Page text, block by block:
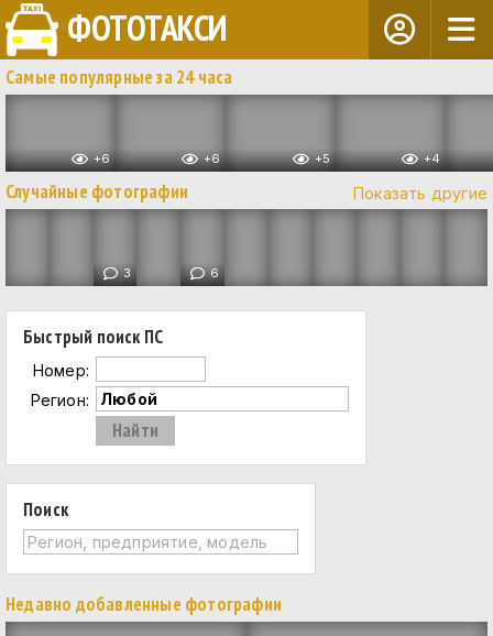
ФОТОТАКСИ
Самые популярные за 24 часа
+6 +6 +5 +4
Показать другие
Случайные фотографии
3 6
Быстрый поиск ПС
Номер:
Регион:
Поиск
Недавно добавленные фотографии